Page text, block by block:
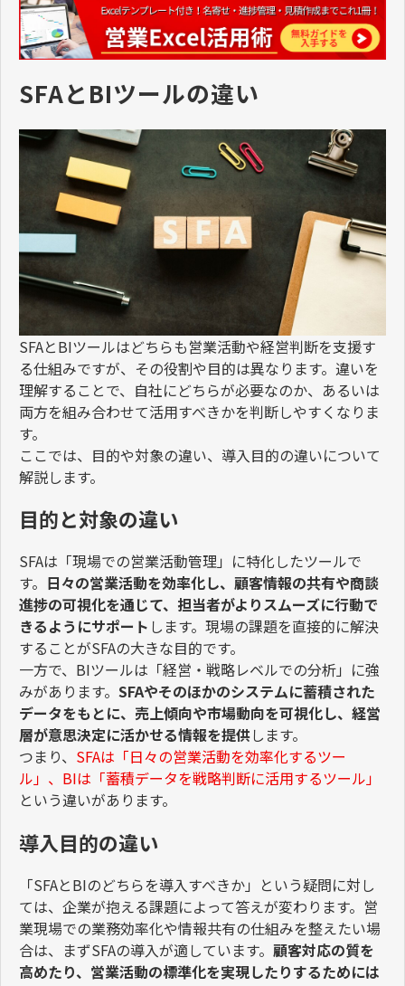
SFAとBIツールの違い
SFAとBIツールはどちらも営業活動や経営判断を支援す
る仕組みですが、その役割や目的は異なります。違いを
理解することで、自社にどちらが必要なのか、あるいは
両方を組み合わせて活用すべきかを判断しやすくなりま
す。
ここでは、目的や対象の違い、導入目的の違いについて
解説します。
目的と対象の違い
SFAは「現場での営業活動管理」に特化したツールで
す。 日々の営業活動を効率化し、顧客情報の共有や商談
進捗の可視化を通じて、担当者がよりスムーズに行動で
きるようにサポート します。現場の課題を直接的に解決
することがSFAの大きな目的です。
一方で、 BIツールは「経営・戦略レベルでの分析」に強
みがあります。 SFAやそのほかのシステムに蓄積された
データをもとに、売上傾向や市場動向を可視化し、経営
層が意思決定に活かせる情報を提供します。
つまり、 SFAは「日々の営業活動を効率化するツー
ル」、 BIは「蓄積データを戦略判断に活用するツール」
という違いがあります。
導入目的の違い
「SFAとBIのどちらを導入すべきか」という疑問に対し
ては、企業が抱える課題によって答えが変わります。営
業現場での業務効率化や情報共有の仕組みを整えたい場
合は、まずSFAの導入が適しています。 顧客対応の質を
高めたり、営業活動の標準化を実現したりするためには